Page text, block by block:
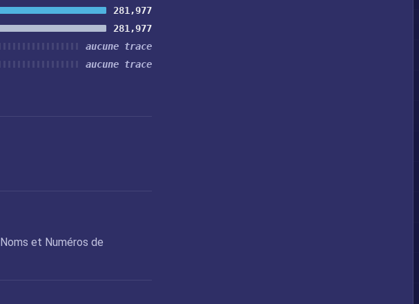
281,977
281,977
aucune trace
aucune trace
et Numéros de